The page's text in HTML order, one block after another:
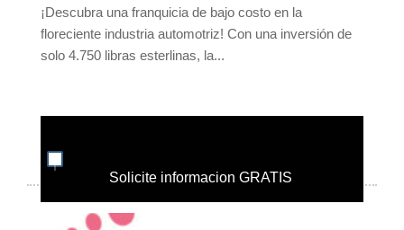
¡Descubra una franquicia de bajo costo en la
floreciente industria automotriz! Con una inversión de
solo 4.750 libras esterlinas, la...
Solicite informacion GRATIS